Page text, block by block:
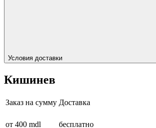
Условия доставки
Кишинев
Заказ на сумму Доставка
от 400 mdl бесплатно